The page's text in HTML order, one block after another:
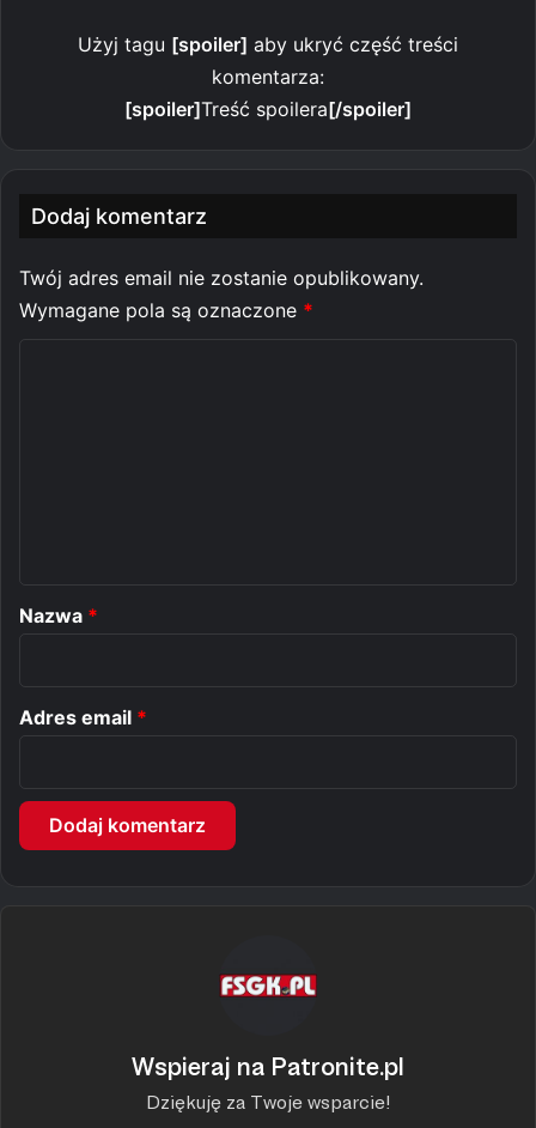
Użyj tagu [spoiler] aby ukryć część treści
komentarza:
[spoiler]Treść spoilera[/spoiler]
Dodaj komentarz
Twój adres email nie zostanie opublikowany.
Wymagane pola są oznaczone *
r
Nazwa *
Adres email *